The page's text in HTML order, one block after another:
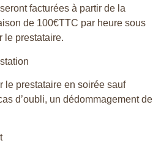
facturées à partir de la
de 100€TTC par heure sous
le prestataire.
le prestataire en soirée sauf
d’oubli, un dédommagement de